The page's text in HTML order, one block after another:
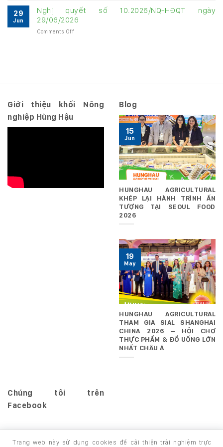
2026
2026
3
năm
2026
cáo
tài
chính
Quý
29
Jun
Nghị quyết số 10.2026/NQ-HĐQT ngày
29/06/2026
Comments Offon
Giới thiệu khối Nông
nghiệp Hùng Hậu
Blog
HUNGHAU AGRICULTURAL
KHÉP LẠI HÀNH TRÌNH ẤN
TƯỢNG TẠI SEOUL FOOD
2026
15
Jun
HUNGHAU AGRICULTURAL
THAM GIA SIAL SHANGHAI
CHINA 2026 – HỘI CHỢ
THỰC PHẨM & ĐỒ UỐNG LỚN
NHẤT CHÂU Á
19
May
Chúng tôi trên
Facebook
Trang web này sử dụng cookies để cải thiện trải nghiệm trực